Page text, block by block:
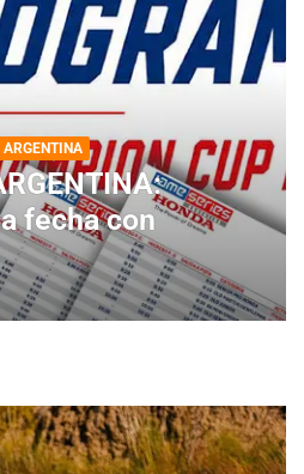
ARGENTINA
fecha con